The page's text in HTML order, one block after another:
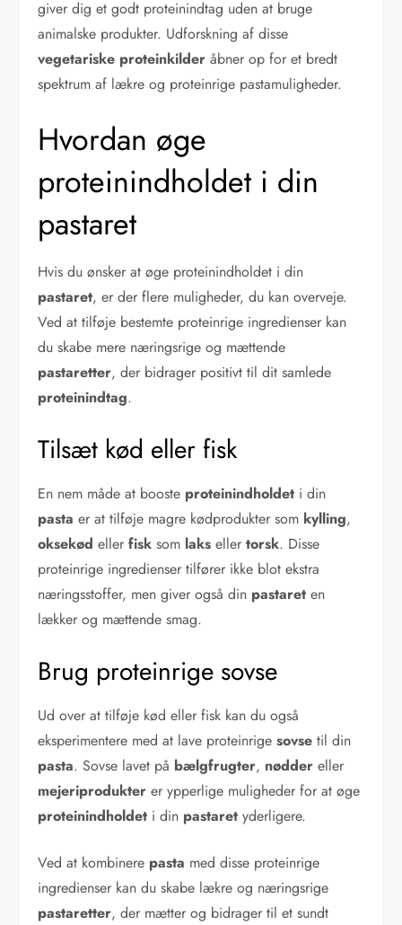
giver dig et godt proteinindtag uden at bruge
animalske produkter. Udforskning af disse
vegetariske proteinkilder åbner op for et bredt
spektrum af lækre og proteinrige pastamuligheder.
Hvordan øge
proteinindholdet i din
pastaret
Hvis du ønsker at øge proteinindholdet i din
pastaret, er der flere muligheder, du kan overveje.
Ved at tilføje bestemte proteinrige ingredienser kan
du skabe mere næringsrige og mættende
pastaretter, der bidrager positivt til dit samlede
proteinindtag.
Tilsæt kød eller fisk
En nem måde at booste proteinindholdet i din
pasta er at tilføje magre kødprodukter som kylling,
oksekød ellerfisk som laks ellertorsk. Disse
proteinrige ingredienser tilfører ikke blot ekstra
næringsstoffer, men giver også din pastaret en
lækker og mættende smag.
Brug proteinrige sovse
Ud over at tilføje kød eller fisk kan du også
eksperimentere med at lave proteinrigesovse til din
pasta. Sovse lavet på bælgfrugter, nødder eller
mejeriprodukter er ypperlige muligheder for at øge
proteinindholdet i din pastaret yderligere.
Ved at kombinere pasta med disse proteinrige
ingredienser kan du skabe lækre og næringsrige
pastaretter, der mætter og bidrager til et sundt